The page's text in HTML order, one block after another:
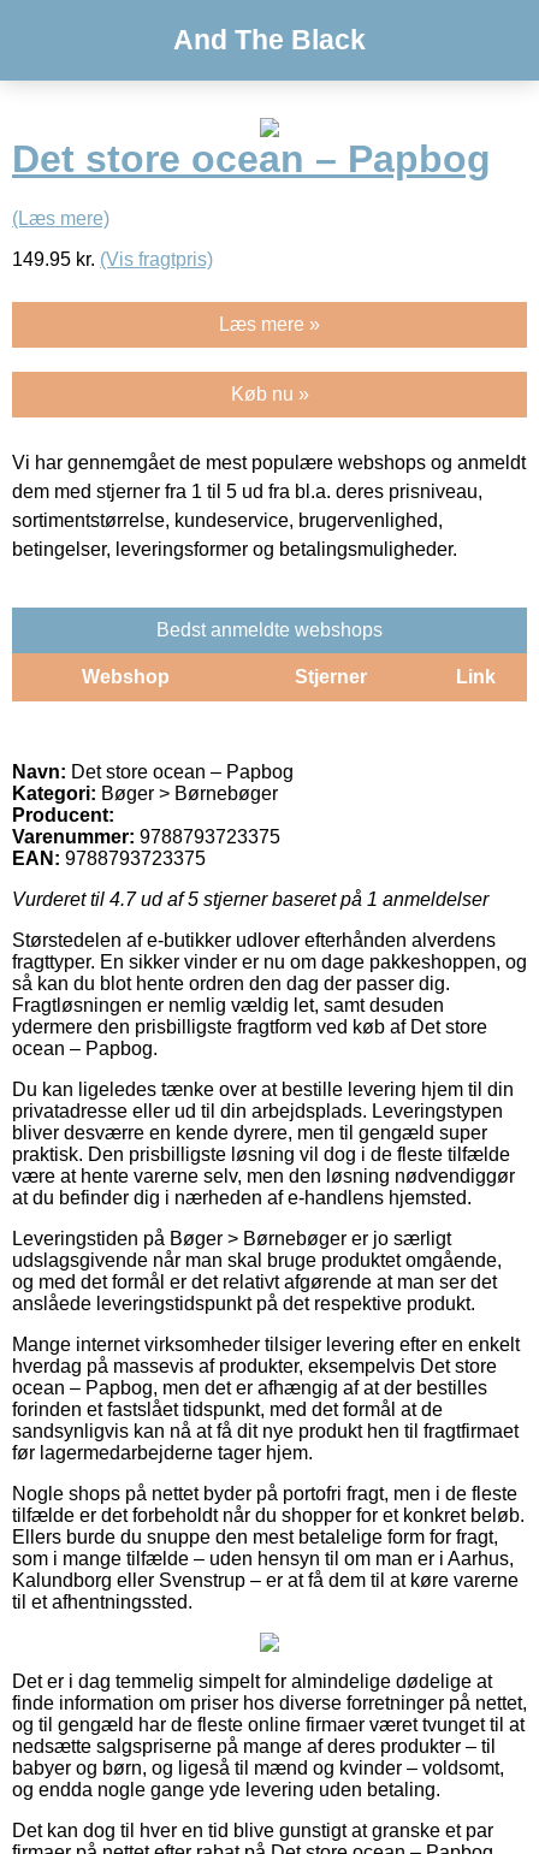
And The Black
Det store ocean – Papbog
(Læs mere)
149.95 kr. (Vis fragtpris)
Læs mere »
Køb nu »
Vi har gennemgået de mest populære webshops og anmeldt
dem med stjerner fra 1 til 5 ud fra bl.a. deres prisniveau,
sortimentstørrelse, kundeservice, brugervenlighed,
betingelser, leveringsformer og betalingsmuligheder.
Bedst anmeldte webshops
Webshop Stjerner Link
Navn: Det store ocean – Papbog
Kategori: Bøger > Børnebøger
Producent:
Varenummer: 9788793723375
EAN: 9788793723375
Vurderet til 4.7ud af 5 stjerner baseret på 1 anmeldelser
Størstedelen af e-butikker udlover efterhånden alverdens
fragttyper. En sikker vinder er nu om dage pakkeshoppen, og
så kan du blot hente ordren den dag der passer dig.
Fragtløsningen er nemlig vældig let, samt desuden
ydermere den prisbilligste fragtform ved køb af Det store
ocean – Papbog.
Du kan ligeledes tænke over at bestille levering hjem til din
privatadresse eller ud til din arbejdsplads. Leveringstypen
bliver desværre en kende dyrere, men til gengæld super
praktisk. Den prisbilligste løsning vil dog i de fleste tilfælde
være at hente varerne selv, men den løsning nødvendiggør
at du befinder dig i nærheden af e-handlens hjemsted.
Leveringstiden på Bøger > Børnebøger er jo særligt
udslagsgivende når man skal bruge produktet omgående,
og med det formål er det relativt afgørende at man ser det
anslåede leveringstidspunkt på det respektive produkt.
Mange internet virksomheder tilsiger levering efter en enkelt
hverdag på massevis af produkter, eksempelvis Det store
ocean – Papbog, men det er afhængig af at der bestilles
forinden et fastslået tidspunkt, med det formål at de
sandsynligvis kan nå at få dit nye produkt hen til fragtfirmaet
før lagermedarbejderne tager hjem.
Nogle shops på nettet byder på portofri fragt, men i de fleste
tilfælde er det forbeholdt når du shopper for et konkret beløb.
Ellers burde du snuppe den mest betalelige form for fragt,
som i mange tilfælde – uden hensyn til om man er i Aarhus,
Kalundborg eller Svenstrup – er at få dem til at køre varerne
til et afhentningssted.
Det er i dag temmelig simpelt for almindelige dødelige at
finde information om priser hos diverse forretninger på nettet,
og til gengæld har de fleste online firmaer været tvunget til at
nedsætte salgspriserne på mange af deres produkter – til
babyer og børn, og ligeså til mænd og kvinder – voldsomt,
og endda nogle gange yde levering uden betaling.
Det kan dog til hver en tid blive gunstigt at granske et par